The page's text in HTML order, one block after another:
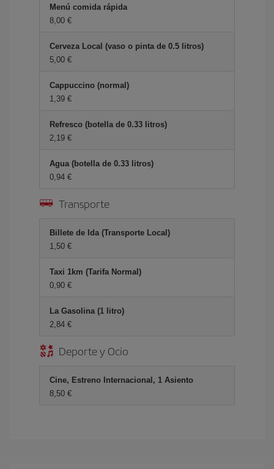
Menú comida rápida
8,00 €
Cerveza Local (vaso o pinta de 0.5 litros)
5,00 €
Cappuccino (normal)
1,39 €
Refresco (botella de 0.33 litros)
2,19 €
Agua (botella de 0.33 litros)
0,94 €
Transporte
Billete de Ida (Transporte Local)
1,50 €
Taxi 1km (Tarifa Normal)
0,90 €
La Gasolina (1 litro)
2,84 €
Deporte y Ocio
Cine, Estreno Internacional, 1 Asiento
8,50 €